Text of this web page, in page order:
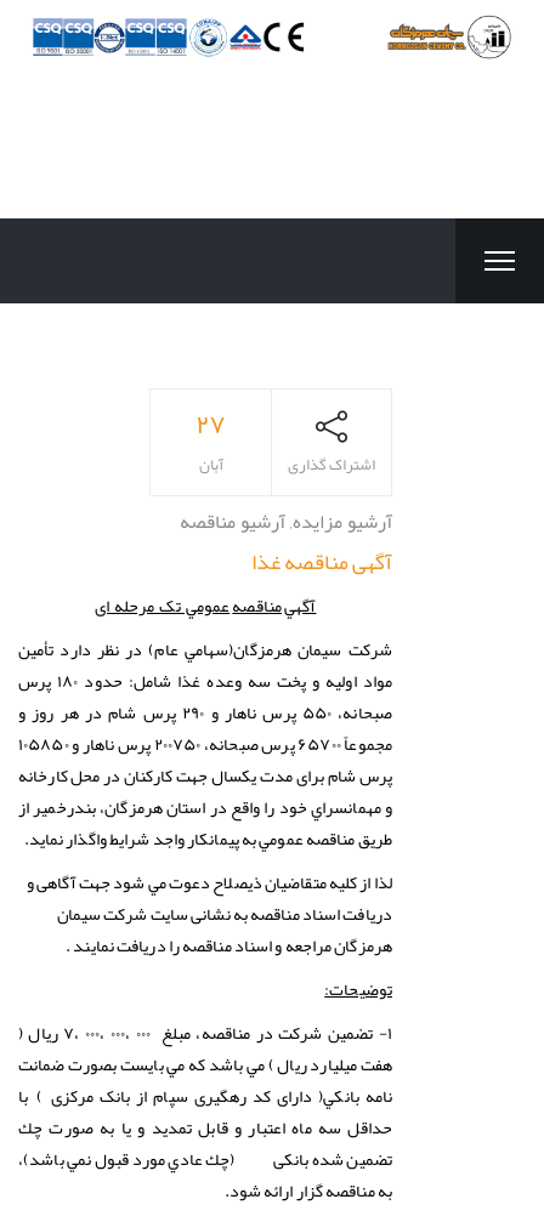
۲۷
آبان اشتراک گذاری
آرشیو مزایده آرشیو مناقصه
آگهی مناقصه غذا
آگهيمناقصه عمومي تک مرحله ای
شركت سيمان هرمزگان(سهامي عام) در نظر دارد تأمین
مواد اولیه و پخت سه وعده غذا شامل: حدود ۱۸۰ پرس
صبحانه، ۵۵۰ پرس ناهار و ۲۹۰ پرس شام در هر روز و
مجموعاً ۶۵۷۰۰ پرس صبحانه، ۲۰۰۷۵۰ پرس ناهار و ۱۰۵۸۵۰
پرس شام برای مدت یکسال جهت کارکنان در محل کارخانه
و مهمانسراي خود را واقع در استان هرمزگان، بندرخمير از
طريق مناقصه عمومي به پيمانكار واجد شرايط واگذار نمايد.
لذا از كليه متقاضیان ذیصلاح دعوت مي شود جهت آگاهی و
دریافت اسناد مناقصه به نشانی سایت شرکت سیمان
هرمزگان مراجعه و اسناد مناقصه را دریافت نمایند .
توضیحات:
۱- تضمین شركت در مناقصه، مبلغ ۰۰۰ ،۰۰۰ ،۰۰۰ ،۷ ریال (
هفت میلیارد ریال ) مي باشد كه مي بايست بصورت ضمانت
نامه بانكي( دارای کد رهگیری سپام از بانک مرکزی ) با
حداقل سه ماه اعتبار و قابل تمديد و يا به صورت چك
تضمين شده بانکی
(چك عادي مورد قبول نمي باشد)،
به مناقصه گزار ارائه شود.